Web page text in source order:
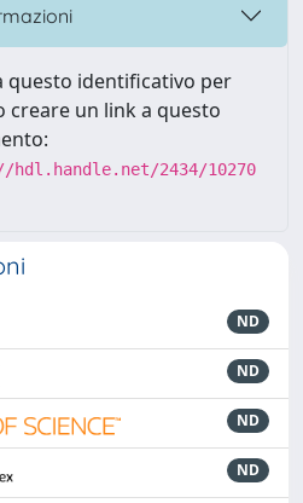
questo identificativo per
creare un link a questo
2434/10270
ND
ND
ND
ND